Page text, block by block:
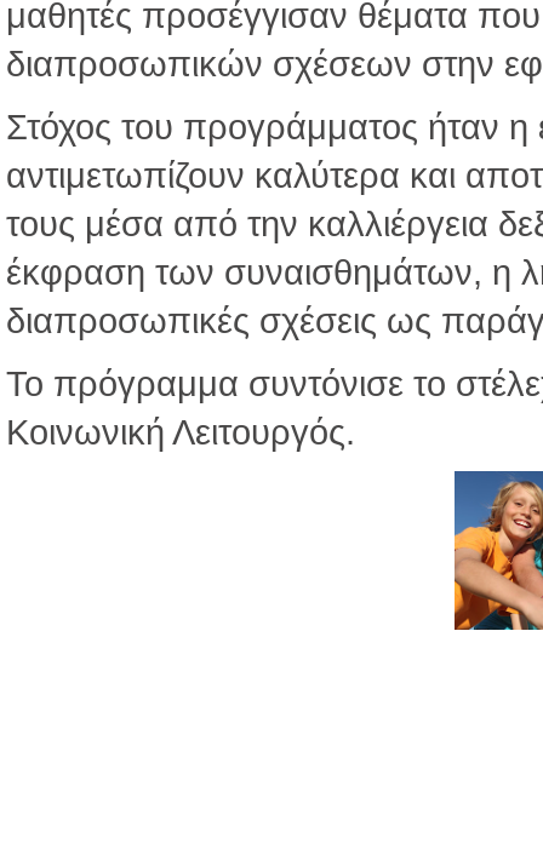
μαθητές προσέγγισαν θέματα που
διαπροσωπικών σχέσεων στην
Στόχος του προγράμματος ήταν
αντιμετωπίζουν καλύτερα και
τους μέσα από την καλλιέργεια
έκφραση των συναισθημάτων, η
διαπροσωπικές σχέσεις ως
Το πρόγραμμα συντόνισε το
Κοινωνική Λειτουργός.